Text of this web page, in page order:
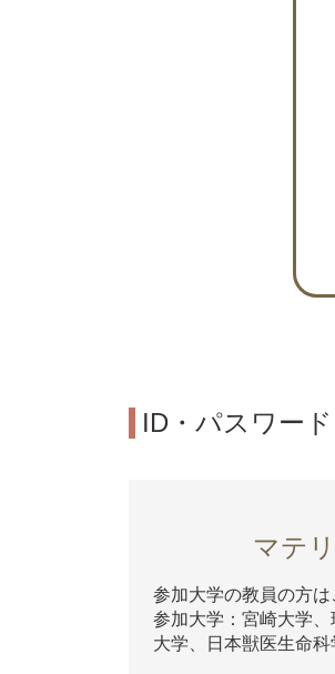
ID・パスワー
マテ
参加大学の教員の方は
参加大学：宮崎大学
大学、日本獣医生命